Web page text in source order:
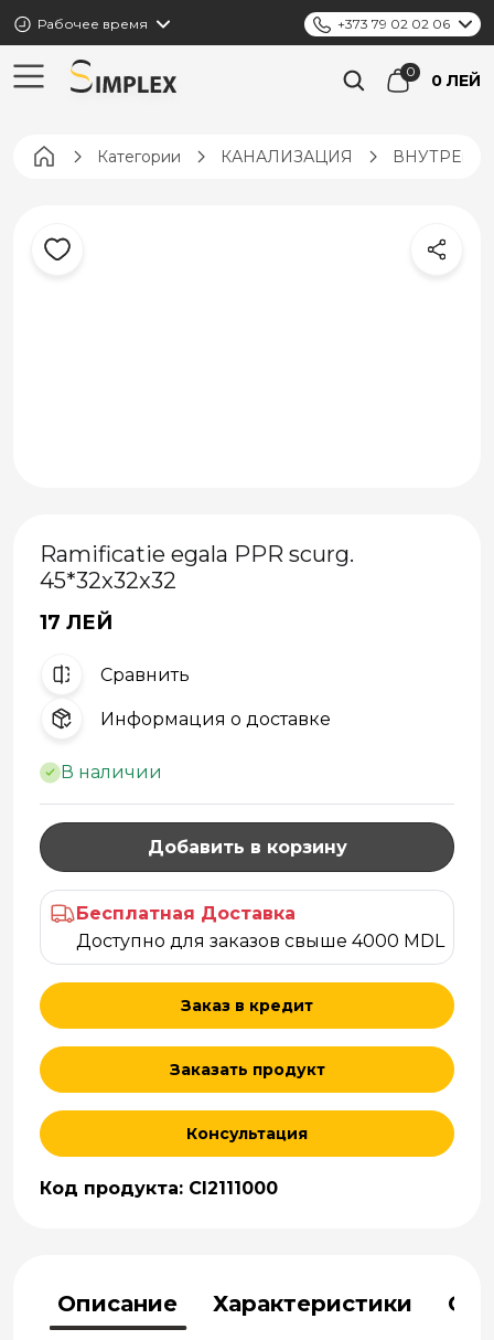
Рабочее время +373 79 02 02 06
0 ЛЕЙ
Pagina principală
Категории КАНАЛИЗАЦИЯ
Ramificatie egala PPR scurg.
45*32x32x32
17 ЛЕЙ
Cравнить
Информация о доставке
В наличии
Добавить в корзину
Бесплатная Доставка
Доступно для заказов свыше 4000 MDL
Заказ в кредит
Заказать продукт
Консультация
Код продукта: CI2111000
Описание Характеристики